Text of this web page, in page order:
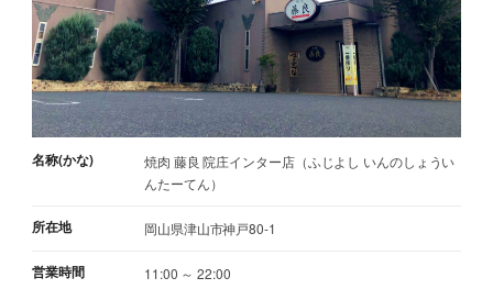
名称(かな)
焼肉 藤良 院庄インター店（ふじよし いんのしょうい
んたーてん）
所在地 岡山県津山市神戸80-1
営業時間
11:00 ～ 22:00